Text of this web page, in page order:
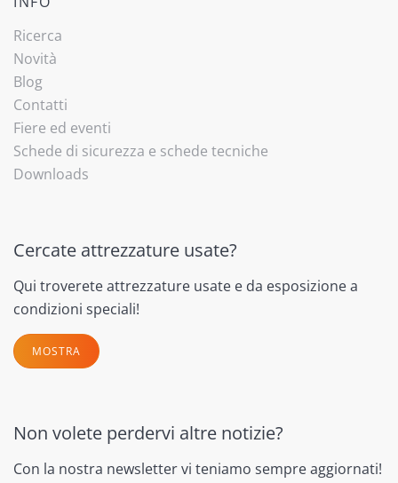
Ricerca
Novità
Blog
Contatti
Fiere ed eventi
Schede di sicurezza e schede tecniche
Downloads
Cercate attrezzature usate?
Qui troverete attrezzature usate e da esposizione a
condizioni speciali!
MOSTRA
Non volete perdervi altre notizie?
Con la nostra newsletter vi teniamo sempre aggiornati!